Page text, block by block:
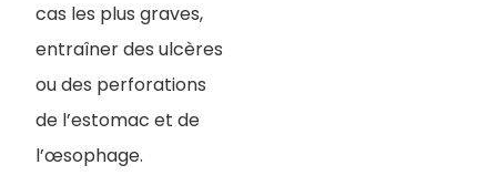
cas les plus graves,
entraîner des ulcères
ou des perforations
de l’estomac et de
l’œsophage.